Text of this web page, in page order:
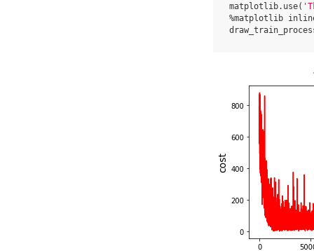
matplotlib. use(
%matplotlib